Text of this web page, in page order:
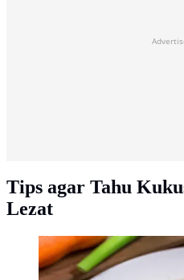
Tips agar Tahu
Lezat